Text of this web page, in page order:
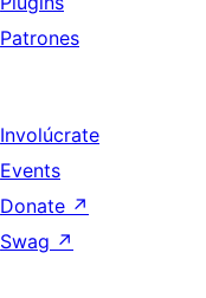
Patrones
Involúcrate
Events
Donate ↗
Swag ↗